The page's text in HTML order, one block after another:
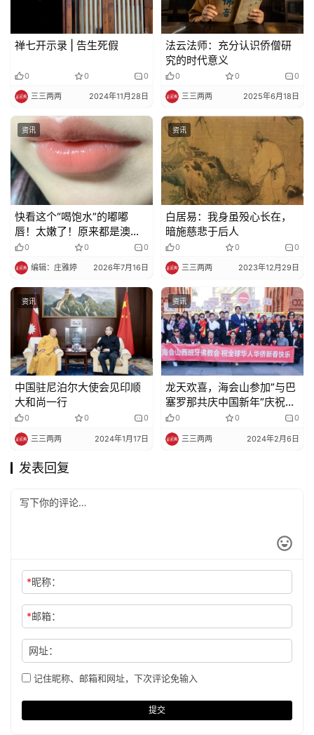
禅七开示录 | 告生死假
0 0 0
三三两两 2024年11月28日
法云法师：充分认识侨僧研
究的时代意义
0 0 0
三三两两 2025年6月18日
资讯
快看这个“喝饱水”的嘟嘟
唇！太嫩了！原来都是澳洲
木瓜膏的功劳，好用到囤一
箱！
0 0 0
编辑：庄雅婷 2026年7月16日
资讯
白居易：我身虽殁心长在，
暗施慈悲于后人
0 0 0
三三两两 2023年12月29日
资讯
中国驻尼泊尔大使会见印顺
大和尚一行
0 0 0
三三两两 2024年1月17日
资讯
龙天欢喜，海会山参加”与巴
塞罗那共庆中国新年”庆祝活
动0 0 0
三三两两 2024年2月6日
发表回复
*昵称：
*邮箱：
网址：
记住昵称、邮箱和网址，下次评论免输入
提交